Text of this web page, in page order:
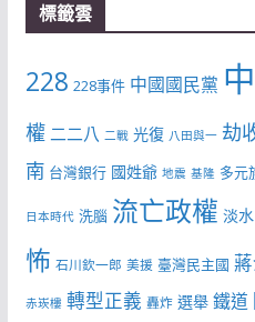
標籤雲
228 228事件 中國國民黨
權 二二八 二戰 光復 八田與一 劫
南 台灣銀行 國姓爺 地震 基隆 多元
日本時代 洗腦 流亡政權 淡水
怖 石川欽一郎 美援 臺灣民主國
赤崁樓 轉型正義 轟炸 選舉 鐵道